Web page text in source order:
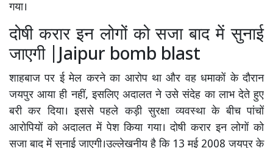
गया।
दोषी करार इन लोगों को सजा बाद में सुनाई
जाएगी |Jaipur bomb blast
शाहबाज पर ई मेल करने का आरोप था और वह धमाकों के दौरान
जयपुर आया ही नहीं, इसलिए अदालत ने उसे संदेह का लाभ देते हुए
बरी कर दिया। इससे पहले कड़ी सुरक्षा व्यवस्था के बीच पांचों
आरोपियों को अदालत में पेश किया गया। दोषी करार इन लोगों को
सजा बाद में सुनाई जाएगी।उल्लेखनीय है कि 13 मई 2008 जयपुर के